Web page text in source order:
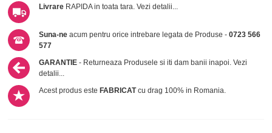
Livrare RAPIDA in toata tara.Vezi detalii...
Suna-ne acum pentru orice intrebare legata de Produse -0723 566
577
GARANTIE - Returneaza Produsele si iti dam banii inapoi.Vezi
detalii...
Acest produs esteFABRICATcu drag 100% in Romania.